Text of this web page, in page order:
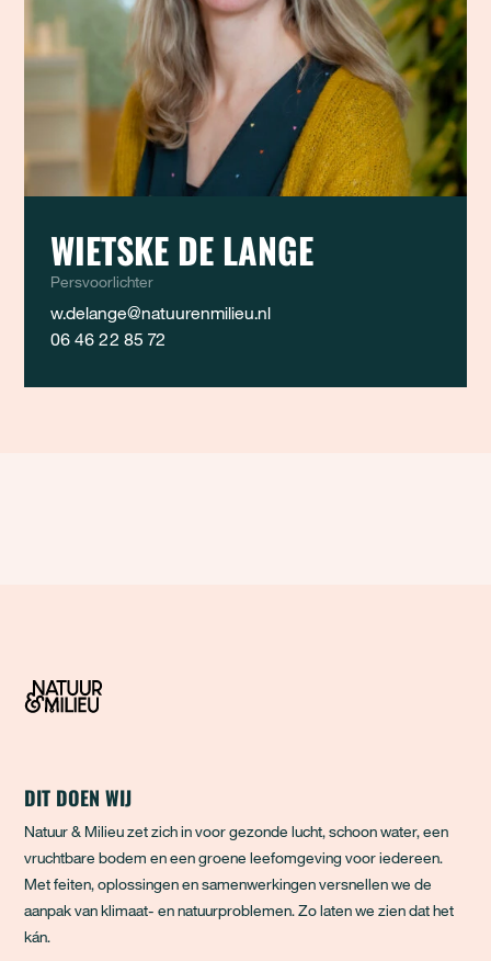
WIETSKE DE LANGE
Persvoorlichter
w.delange@natuurenmilieu.nl
06 46 22 85 72
DIT DOEN WIJ
Natuur & Milieu zet zich in voor gezonde lucht, schoon water, een
vruchtbare bodem en een groene leefomgeving voor iedereen.
Met feiten, oplossingen en samenwerkingen versnellen we de
aanpak van klimaat- en natuurproblemen. Zo laten we zien dat het
kán.